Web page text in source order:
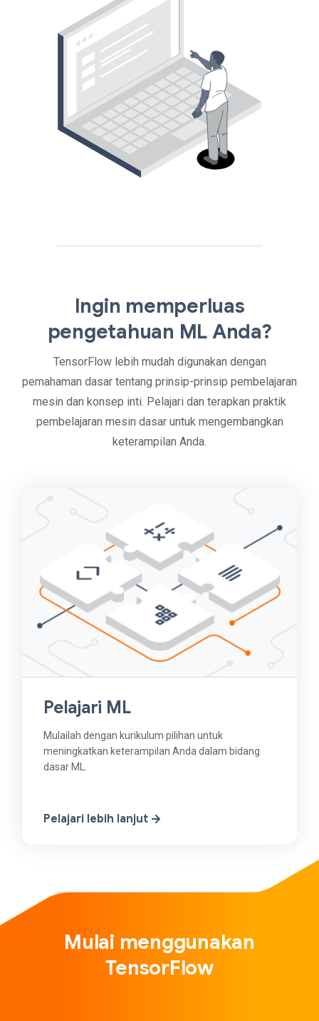
Ingin memperluas
pengetahuan ML Anda?
TensorFlow lebih mudah digunakan dengan
pemahaman dasar tentang prinsip-prinsip pembelajaran
mesin dan konsep inti. Pelajari dan terapkan praktik
pembelajaran mesin dasar untuk mengembangkan
keterampilan Anda.
Pelajari ML
Mulailah dengan kurikulum pilihan untuk
meningkatkan keterampilan Anda dalam bidang
dasar ML.
Pelajari lebih lanjut
Mulai menggunakan
TensorFlow